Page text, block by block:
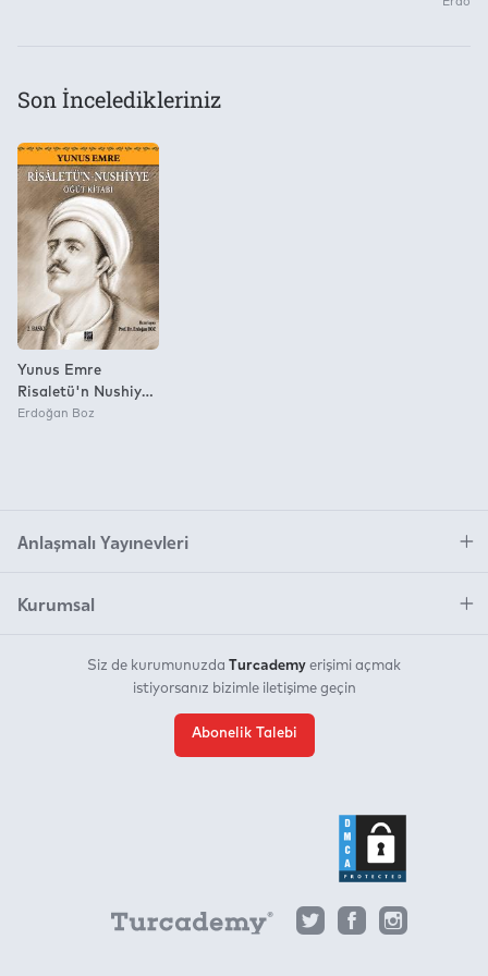
Son İnceledikleriniz
Yunus Emre
Risaletü'n Nushiyye
Öğüt Kitabı
Erdoğan Boz
Anlaşmalı Yayınevleri
Kurumsal
Siz de kurumunuzda Turcademy erişimi açmak
istiyorsanız bizimle iletişime geçin
Abonelik Talebi